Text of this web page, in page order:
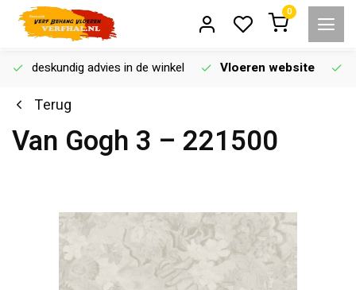
0
deskundig advies in de winkel Vloeren website
Terug
Van Gogh 3 – 221500